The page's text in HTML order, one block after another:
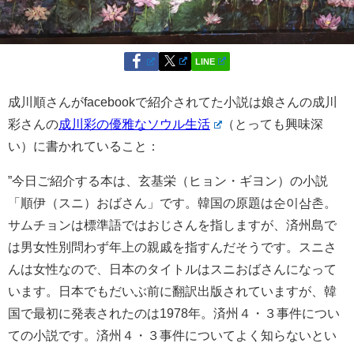
LINE
成川順さんがfacebookで紹介されてた小説は娘さんの成川
彩さんの成川彩の優雅なソウル生活
（とっても興味深
い）に書かれていること：
”今日ご紹介する本は、玄基栄（ヒョン・ギヨン）の小説
「順伊（スニ）おばさん」です。韓国の原題は순이삼촌。
サムチョンは標準語ではおじさんを指しますが、済州島で
は男女性別問わず年上の親戚を指すんだそうです。スニさ
んは女性なので、日本のタイトルはスニおばさんになって
います。日本でもだいぶ前に翻訳出版されていますが、韓
国で最初に発表されたのは1978年。済州４・３事件につい
ての小説です。済州４・３事件についてよく知らないとい